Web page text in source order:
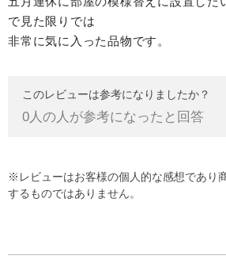
で見た限りでは
非常に気に入った品物です。
このレビューは参考になりましたか？
0 人の人が参考になったと回答
※レビューはお客様の個人的な感想であり
するものではありません。